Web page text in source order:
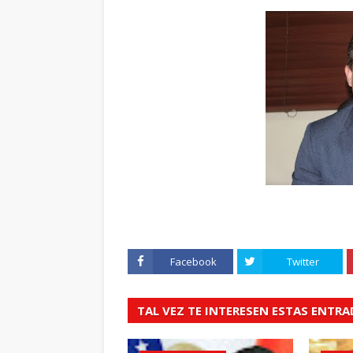
Facebook Twitter
TAL VEZ TE INTERESEN ESTAS